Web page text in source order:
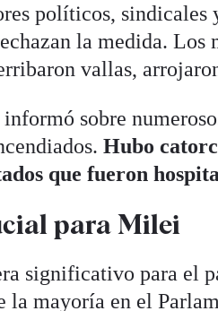
políticos, sindicales
la medida. Los
vallas,
informó sobre
Hubo
que fueron
para Milei
significativo para el
la mayoría en el